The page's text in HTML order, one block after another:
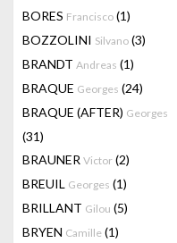
BORES Francisco (1)
BOZZOLINI Silvano (3)
BRANDT Andreas (1)
BRAQUE Georges (24)
BRAQUE (AFTER) Georges
(31)
BRAUNER Victor (2)
BREUIL Georges (1)
BRILLANT Gilou (5)
BRYEN Camille (1)